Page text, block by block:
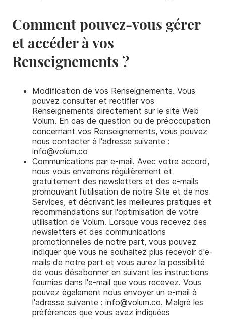
Comment pouvez-vous gérer
et accéder à vos
Renseignements ?
Modification de vos Renseignements. Vous
pouvez consulter et rectifier vos
Renseignements directement sur le site Web
Volum. En cas de question ou de préoccupation
concernant vos Renseignements, vous pouvez
nous contacter à l'adresse suivante :
info@volum.co
Communications par e-mail. Avec votre accord,
nous vous enverrons régulièrement et
gratuitement des newsletters et des e-mails
promouvant l'utilisation de notre Site et de nos
Services, et décrivant les meilleures pratiques et
recommandations sur l'optimisation de votre
utilisation de Volum. Lorsque vous recevez des
newsletters et des communications
promotionnelles de notre part, vous pouvez
indiquer que vous ne souhaitez plus recevoir d'e-
mails de notre part et vous aurez la possibilité
de vous désabonner en suivant les instructions
fournies dans l'e-mail que vous recevez. Vous
pouvez également nous envoyer un e-mail à
l'adresse suivante : info@volum.co. Malgré les
préférences que vous avez indiquées